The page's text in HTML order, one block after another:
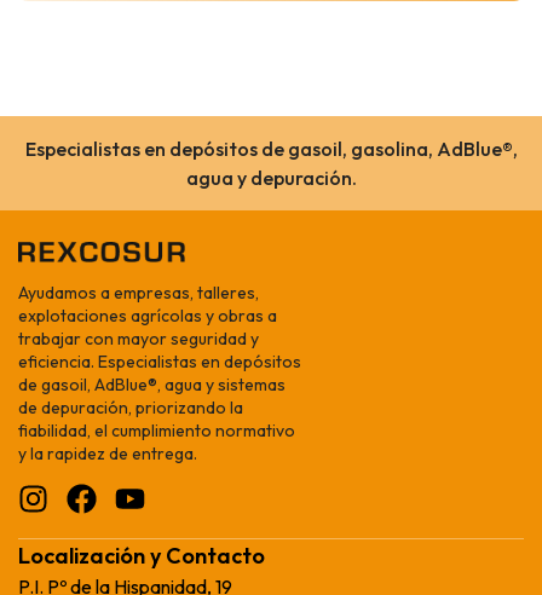
Especialistas en depósitos de gasoil, gasolina, AdBlue®,
agua y depuración.
Ayudamos a empresas, talleres,
explotaciones agrícolas y obras a
trabajar con mayor seguridad y
eficiencia. Especialistas en depósitos
de gasoil, AdBlue®, agua y sistemas
de depuración, priorizando la
fiabilidad, el cumplimiento normativo
y la rapidez de entrega.
Localización y Contacto
P.I. Pº de la Hispanidad, 19